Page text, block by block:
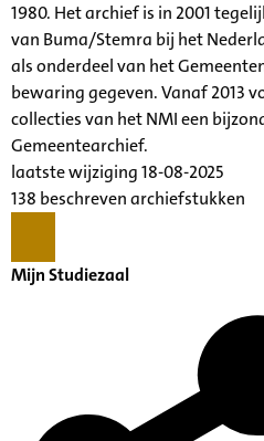
1980. Het archief is in 2001
van Buma/Stemra bij het
als onderdeel van het
bewaring gegeven. Vanaf 2013
collecties van het NMI een
Gemeentearchief.
laatste wijziging 18-08-2025
138 beschreven archiefstukken
Mijn Studiezaal